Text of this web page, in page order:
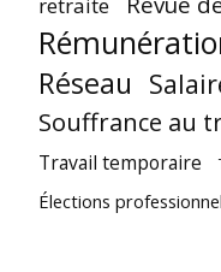
retraite
Réseau
Souffrance au
Travail temporaire
Élections